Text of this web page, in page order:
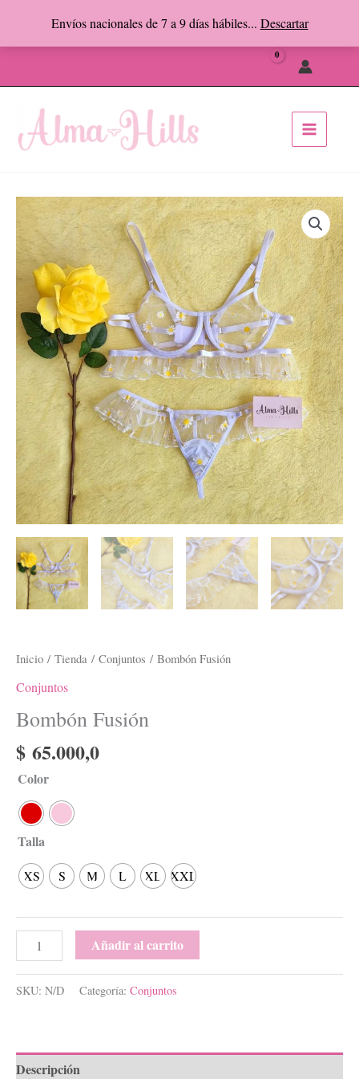
Envíos nacionales de 7 a 9 días hábiles... Descartar
contenido
Inicio / Tienda / Conjuntos / Bombón Fusión
Conjuntos
Bombón Fusión
$ 65.000,0
Color
Talla
XS S M L XL XXL
Bombón
Fusión
cantidad
Añadir al carrito
SKU: N/D Categoría: Conjuntos
Descripción
Facebook Instagram